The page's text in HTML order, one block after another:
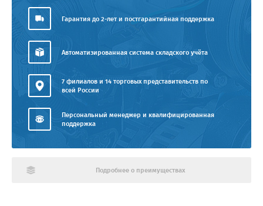
Гарантия до 2-лет и постгарантийная поддержка
Автоматизированная система складского учёта
7 филиалов и 14 торговых представительств по
всей России
Персональный менеджер и квалифицированная
поддержка
Подробнее о преимуществах